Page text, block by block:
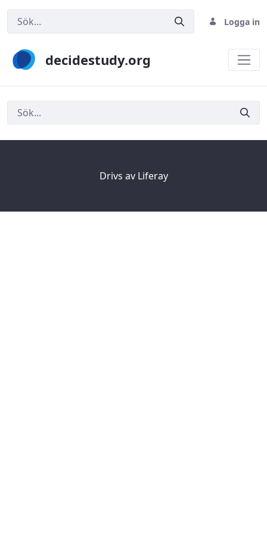
Logga in
decidestudy.org
Sök
Drivs av Liferay